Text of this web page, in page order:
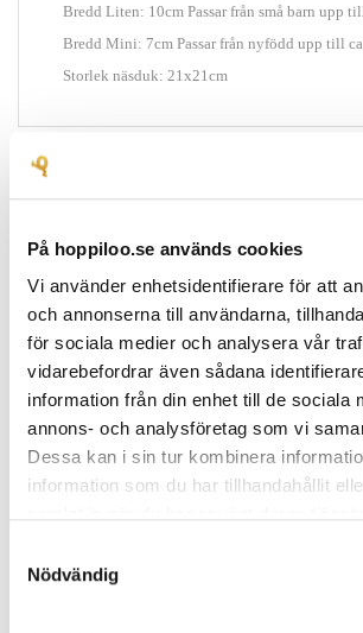
På hoppiloo.se används cookies
Vi använder enhetsidentifierare för att
och annonserna till användarna,
för sociala medier och analysera vår
vidarebefordrar även sådana
information från din enhet till de sociala
annons- och analysföretag som vi
Dessa kan i sin tur kombinera
information som du har tillhandahållit
Nödvändig
Bredd Liten: 10cm Passar från små barn upp
Bredd Mini: 7cm Passar från nyfödd upp till
Storlek näsduk: 21x21cm
DU KANSKE OCKSÅ